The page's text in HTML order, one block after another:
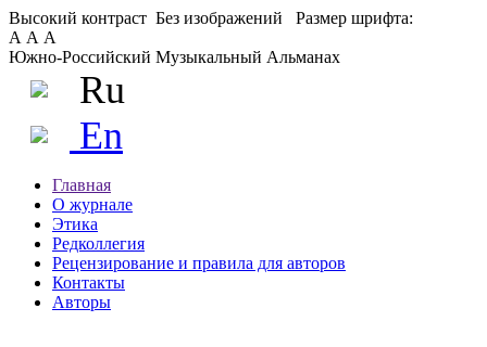
Высокий контраст Без изображений
Размер шрифта:
А А А
Южно-Российский Музыкальный Альманах
Ru
En
Главная
О журнале
Этика
Редколлегия
Рецензирование и правила для авторов
Контакты
Авторы